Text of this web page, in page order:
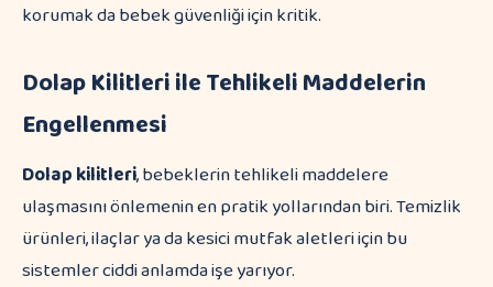
korumak da bebek güvenliği için kritik.
Dolap Kilitleri ile Tehlikeli Maddelerin
Engellenmesi
Dolap kilitleri, bebeklerin tehlikeli maddelere
ulaşmasını önlemenin en pratik yollarından biri. Temizlik
ürünleri, ilaçlar ya da kesici mutfak aletleri için bu
sistemler ciddi anlamda işe yarıyor.